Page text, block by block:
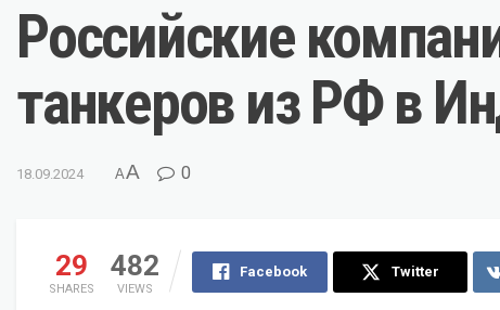
Российские
танкеров из РФ в
18.09.2024 AA 0
29
SHARES
482
VIEWS
Facebook Twitter